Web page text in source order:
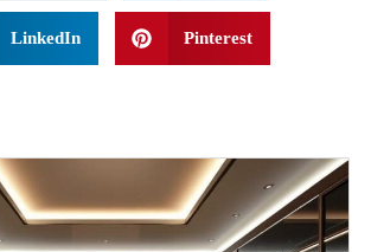
LinkedIn Pinterest